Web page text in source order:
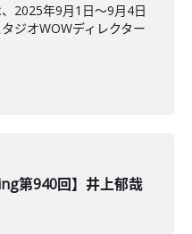
2025年9月1日〜9月4日
ジオWOWディレクター
第940回】井上郁哉